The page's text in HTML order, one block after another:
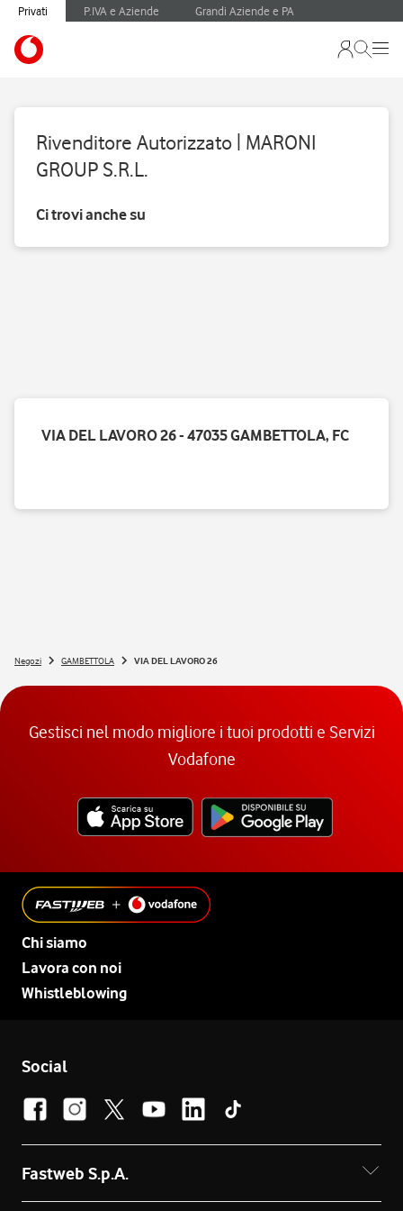
Privati P.IVA e Aziende Grandi Aziende e PA
Rivenditore Autorizzato | MARONI
GROUP S.R.L.
Ci trovi anche su
VIA DEL LAVORO 26 - 47035 GAMBETTOLA, FC
Negozi GAMBETTOLA VIA DEL LAVORO 26
Gestisci nel modo migliore i tuoi prodotti e Servizi
Vodafone
Chi siamo
Lavora con noi
Whistleblowing
Social
Fastweb S.p.A.